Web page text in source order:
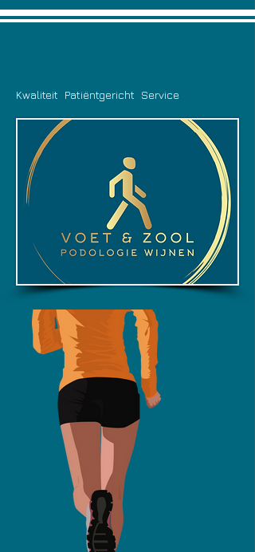
Kwaliteit Patiëntgericht Service